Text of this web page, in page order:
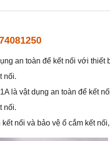
an toàn để kết nối với thiết
nối.
là vật dụng an toàn để kết
nối.
nối và bảo vệ ổ cắm kết